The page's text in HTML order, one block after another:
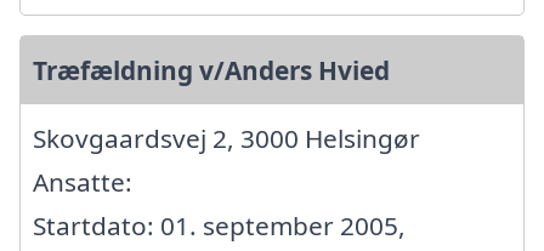
Træfældning v/Anders Hvied
Skovgaardsvej 2, 3000 Helsingør
Ansatte:
Startdato: 01. september 2005,